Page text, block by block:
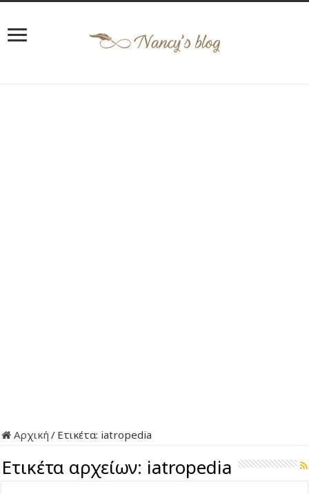
Αρχική / Ετικέτα: iatropedia
Ετικέτα αρχείων: iatropedia